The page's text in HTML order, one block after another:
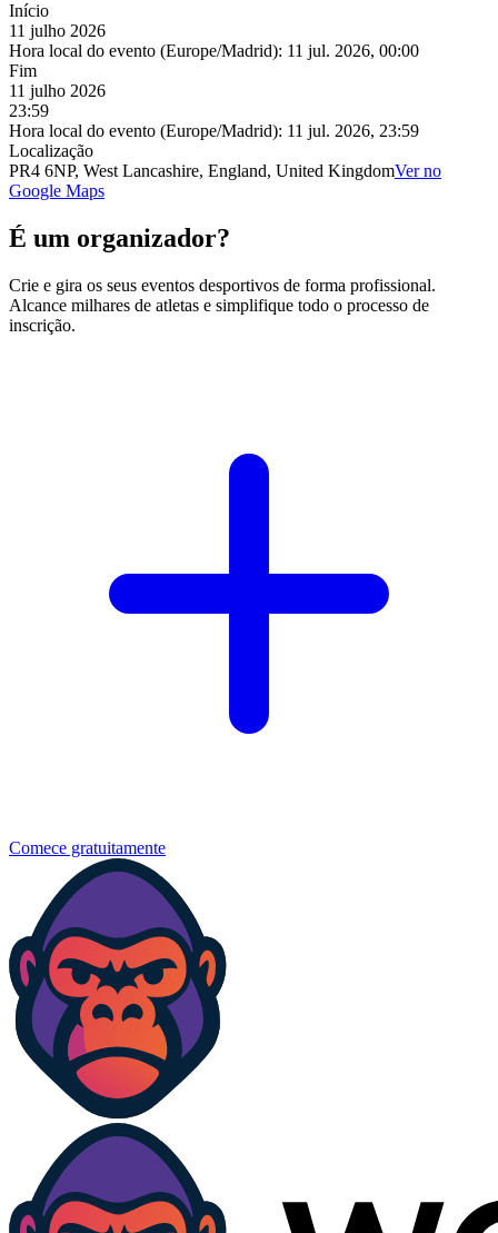
Início
11 julho 2026
Hora local do evento (Europe/Madrid): 11 jul. 2026, 00:00
Fim
11 julho 2026
23:59
Hora local do evento (Europe/Madrid): 11 jul. 2026, 23:59
Localização
PR4 6NP, West Lancashire, England, United KingdomVer no
Google Maps
É um organizador?
Crie e gira os seus eventos desportivos de forma profissional.
Alcance milhares de atletas e simplifique todo o processo de
inscrição.
Comece gratuitamente